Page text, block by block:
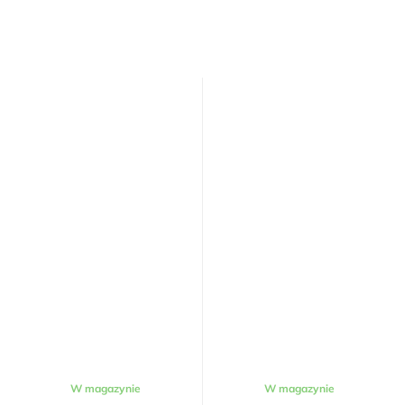
W magazynie W magazynie